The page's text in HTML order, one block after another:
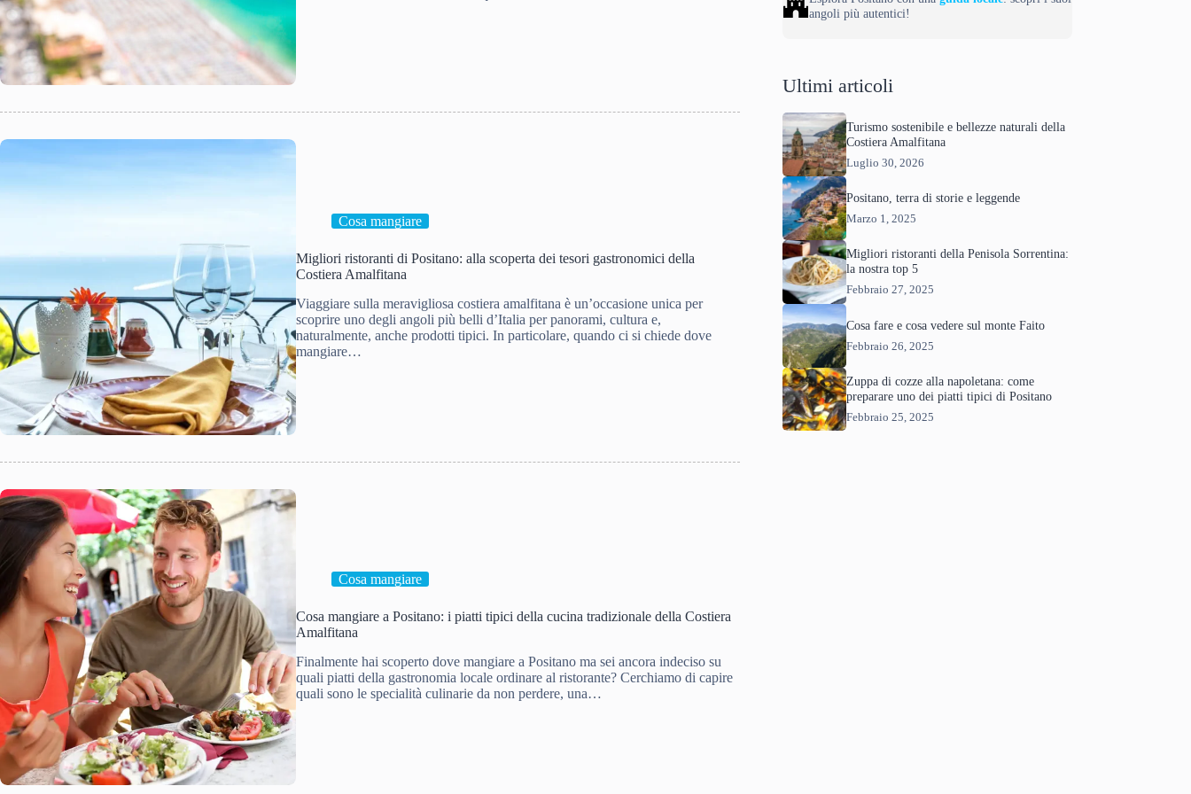
Cosa mangiare
Migliori ristoranti di Positano: alla scoperta dei tesori gastronomici della
Costiera Amalfitana
Viaggiare sulla meravigliosa costiera amalfitana è un’occasione unica per
scoprire uno degli angoli più belli d’Italia per panorami, cultura e,
naturalmente, anche prodotti tipici. In particolare, quando ci si chiede dove
mangiare…
Cosa mangiare
Cosa mangiare a Positano: i piatti tipici della cucina tradizionale della Costiera
Amalfitana
Finalmente hai scoperto dove mangiare a Positano ma sei ancora indeciso su
quali piatti della gastronomia locale ordinare al ristorante? Cerchiamo di capire
quali sono le specialità culinarie da non perdere, una…
angoli più autentici!
Ultimi articoli
Turismo sostenibile e bellezze naturali della
Costiera Amalfitana
Luglio 30, 2026
Positano, terra di storie e leggende
Marzo 1, 2025
Migliori ristoranti della Penisola Sorrentina:
la nostra top 5
Febbraio 27, 2025
Cosa fare e cosa vedere sul monte Faito
Febbraio 26, 2025
Zuppa di cozze alla napoletana: come
preparare uno dei piatti tipici di Positano
Febbraio 25, 2025